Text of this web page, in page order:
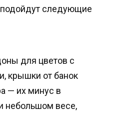
следующие
для цветов с
крышки от банок
— их минус в
небольшом весе,